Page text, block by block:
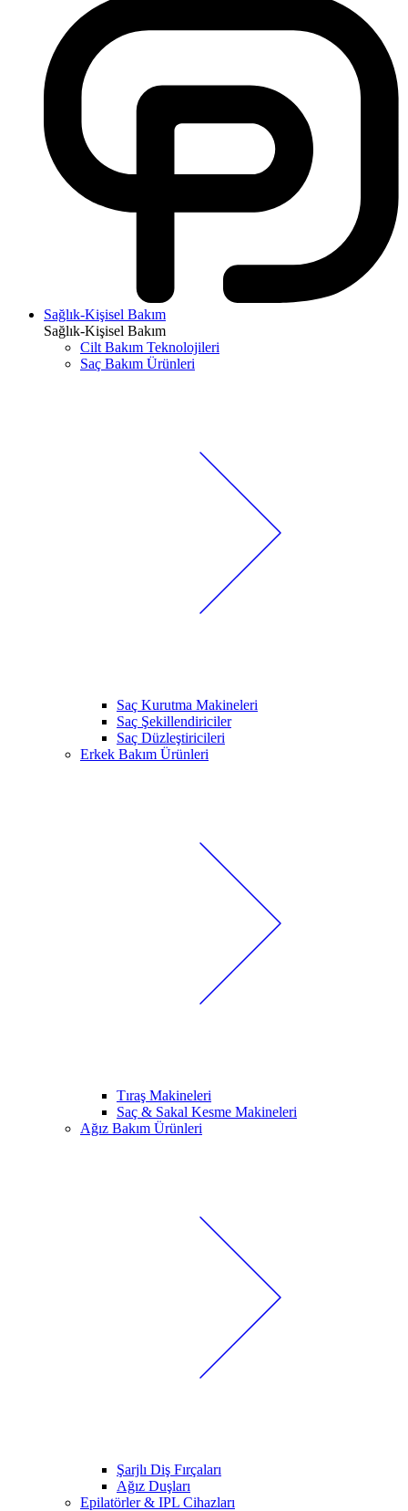
Sağlık-Kişisel Bakım
Sağlık-Kişisel Bakım
Cilt Bakım Teknolojileri
Saç Bakım Ürünleri
Saç Kurutma Makineleri
Saç Şekillendiriciler
Saç Düzleştiricileri
Erkek Bakım Ürünleri
Tıraş Makineleri
Saç & Sakal Kesme Makineleri
Ağız Bakım Ürünleri
Şarjlı Diş Fırçaları
Ağız Duşları
Epilatörler & IPL Cihazları